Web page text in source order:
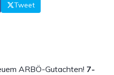
Tweet
ARBÖ-Gutachten! 7-